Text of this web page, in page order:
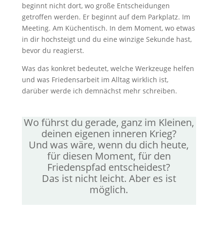
beginnt nicht dort, wo große Entscheidungen
getroffen werden. Er beginnt auf dem Parkplatz. Im
Meeting. Am Küchentisch. In dem Moment, wo etwas
in dir hochsteigt und du eine winzige Sekunde hast,
bevor du reagierst.
Was das konkret bedeutet, welche Werkzeuge helfen
und was Friedensarbeit im Alltag wirklich ist,
darüber werde ich demnächst mehr schreiben.
Wo führst du gerade, ganz im Kleinen,
deinen eigenen inneren Krieg?
Und was wäre, wenn du dich heute,
für diesen Moment, für den
Friedenspfad entscheidest?
Das ist nicht leicht. Aber es ist
möglich.